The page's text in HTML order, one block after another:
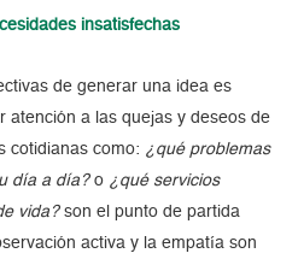
insatisfechas
de generar una idea es
atención a las quejas y deseos de
cotidianas como: ¿qué problemas
día a día?o ¿qué servicios
vida?son el punto de partida
activa y la empatía son